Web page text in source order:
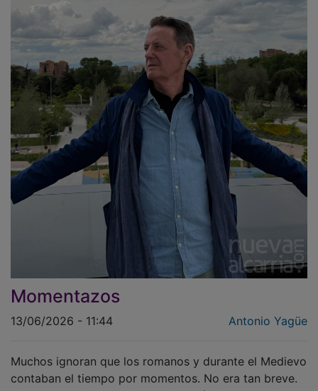
Momentazos
contaban el tiempo por momentos. No era tan breve.
Cada momento de entonces, también trascendental,